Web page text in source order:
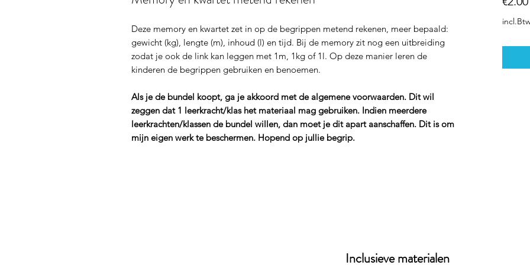
Deze memory en kwartet zet in op de begrippen metend rekenen, meer bepaald:
gewicht (kg), lengte (m), inhoud (l) en tijd. Bij de memory zit nog een uitbreiding
zodat je ook de link kan leggen met 1m, 1kg of 1l. Op deze manier leren de
kinderen de begrippen gebruiken en benoemen.
Als je de bundel koopt, ga je akkoord met de algemene voorwaarden. Dit wil
zeggen dat 1 leerkracht/klas het materiaal mag gebruiken. Indien meerdere
leerkrachten/klassen de bundel willen, dan moet je dit apart aanschaffen. Dit is om
mijn eigen werk te beschermen. Hopend op jullie begrip.
Inclusieve materialen